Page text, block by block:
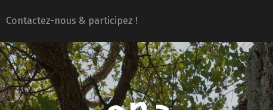
Contactez-nous & participez !